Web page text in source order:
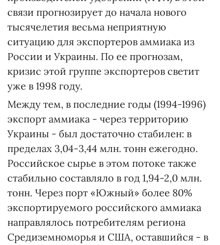
связи прогнозирует до начала нового
тысячелетия весьма неприятную
ситуацию для экспортеров аммиака из
России и Украины. По ее прогнозам,
кризис этой группе экспортеров светит
уже в 1998 году.
Между тем, в последние годы (1994-1996)
экспорт аммиака - через территорию
Украины - был достаточно стабилен: в
пределах 3,04-3,44 млн. тонн ежегодно.
Российское сырье в этом потоке также
стабильно составляло в год 1,94-2,0 млн.
тонн. Через порт «Южный» более 80%
экспортируемого российского аммиака
направлялось потребителям региона
Средиземноморья и США, оставшийся - в